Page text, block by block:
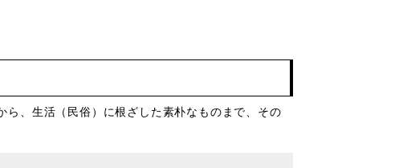
ら、生活（民俗）に根ざした素朴なものまで、その